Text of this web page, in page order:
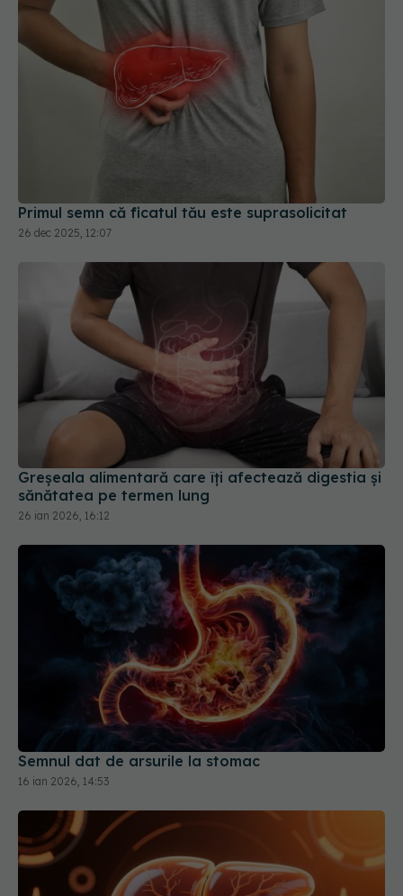
Primul semn că ficatul tău este suprasolicitat
Greșeala alimentară care îți afectează digestia și
sănătatea pe termen lung
Semnul dat de arsurile la stomac
16 ian 2026, 14:53